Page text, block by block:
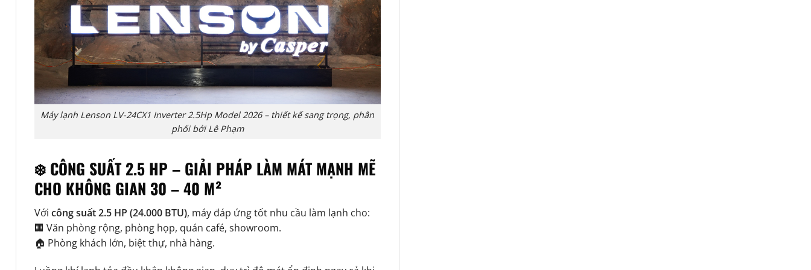
Máy lạnh Lenson LV-24CX1 Inverter 2.5Hp Model 2026 – thiết kế sang trọng, phân
phối bởi Lê Phạm
❄️ CÔNG SUẤT 2.5 HP – GIẢI PHÁP LÀM MÁT MẠNH MẼ
CHO KHÔNG GIAN 30 – 40 M²
Với công suất 2.5 HP (24.000 BTU), máy đáp ứng tốt nhu cầu làm lạnh cho:
🏢 Văn phòng rộng, phòng họp, quán café, showroom.
🏠 Phòng khách lớn, biệt thự, nhà hàng.